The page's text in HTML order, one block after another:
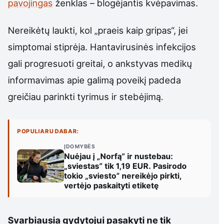
pavojingas ženklas – blogėjantis kvėpavimas.
Nereikėtų laukti, kol „praeis kaip gripas“, jei
simptomai stiprėja. Hantavirusinės infekcijos
gali progresuoti greitai, o ankstyvas medikų
informavimas apie galimą poveikį padeda
greičiau parinkti tyrimus ir stebėjimą.
POPULIARU DABAR:
ĮDOMYBĖS
Nuėjau į „Norfą” ir nustebau:
„sviestas” tik 1,19 EUR. Pasirodo
tokio „sviesto” nereikėjo pirkti,
vertėjo paskaityti etiketę
Svarbiausia gydytojui pasakyti ne tik